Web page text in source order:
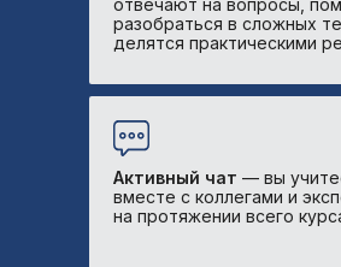
отвечают на вопросы,
разобраться в сложных
делятся практическими
Активный чат — вы
вместе с коллегами и
на протяжении всего
Разберете все сложности
пубертатного периода:
полового созревания до
гипоталамуса
придатков, кровотечения,
грамотно маршрутизировать